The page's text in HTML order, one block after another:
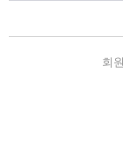
회